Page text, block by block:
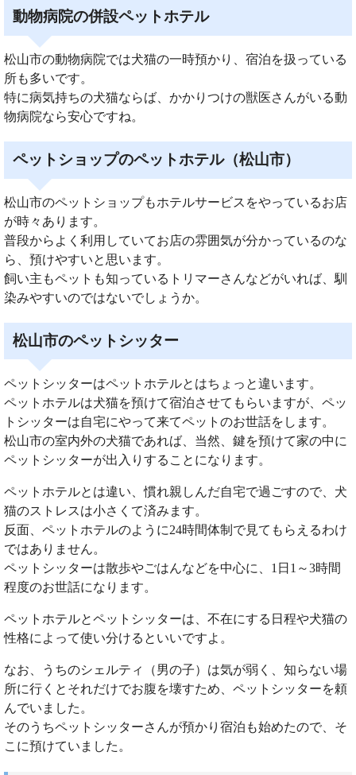
動物病院の併設ペットホテル
松山市の動物病院では犬猫の一時預かり、宿泊を扱っている
所も多いです。
特に病気持ちの犬猫ならば、かかりつけの獣医さんがいる動
物病院なら安心ですね。
ペットショップのペットホテル（松山市）
松山市のペットショップもホテルサービスをやっているお店
が時々あります。
普段からよく利用していてお店の雰囲気が分かっているのな
ら、預けやすいと思います。
飼い主もペットも知っているトリマーさんなどがいれば、馴
染みやすいのではないでしょうか。
松山市のペットシッター
ペットシッターはペットホテルとはちょっと違います。
ペットホテルは犬猫を預けて宿泊させてもらいますが、ペッ
トシッターは自宅にやって来てペットのお世話をします。
松山市の室内外の犬猫であれば、当然、鍵を預けて家の中に
ペットシッターが出入りすることになります。
ペットホテルとは違い、慣れ親しんだ自宅で過ごすので、犬
猫のストレスは小さくて済みます。
反面、ペットホテルのように24時間体制で見てもらえるわけ
ではありません。
ペットシッターは散歩やごはんなどを中心に、1日1～3時間
程度のお世話になります。
ペットホテルとペットシッターは、不在にする日程や犬猫の
性格によって使い分けるといいですよ。
なお、うちのシェルティ（男の子）は気が弱く、知らない場
所に行くとそれだけでお腹を壊すため、ペットシッターを頼
んでいました。
そのうちペットシッターさんが預かり宿泊も始めたので、そ
こに預けていました。